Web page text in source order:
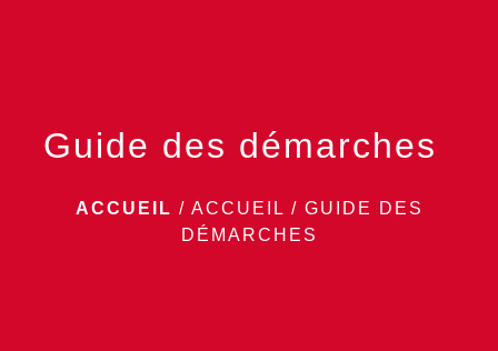
Guide des démarches
ACCUEIL / ACCUEIL / GUIDE DES
DÉMARCHES